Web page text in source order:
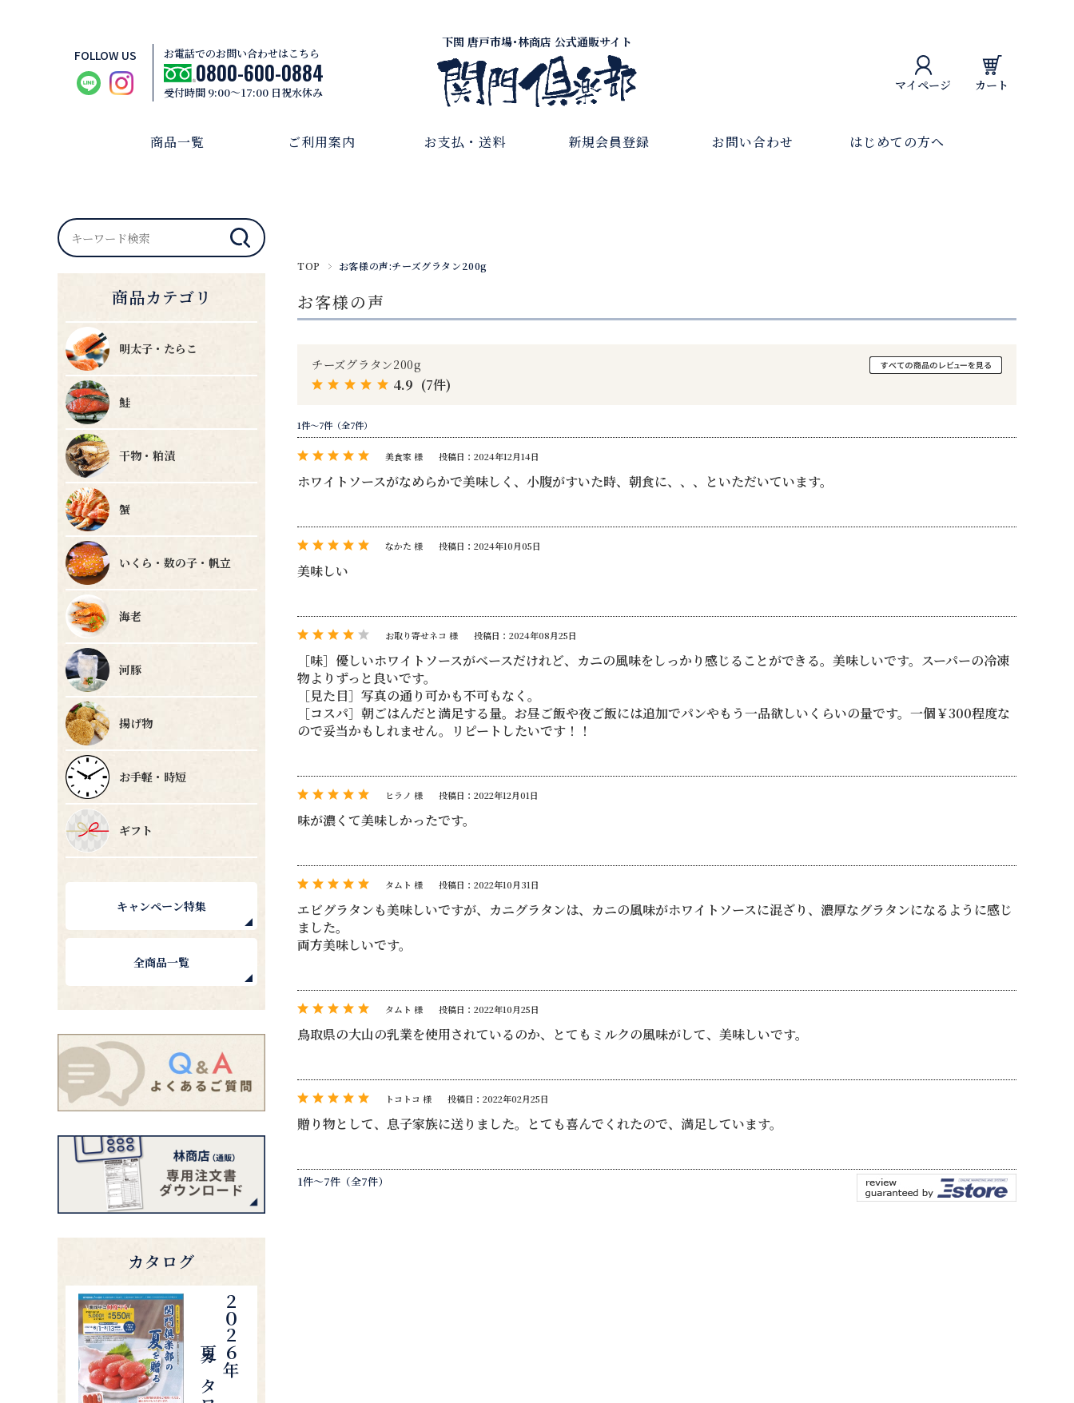
FOLLOW US お電話でのお問い合わせはこちら
0800-600-0884
受付時間 9:00～17:00 日祝水休み
下関 唐戸市場･林商店 公式通販サイト
マイページ カート
商品一覧 ご利用案内 お支払・送料 新規会員登録 お問い合わせ はじめての方へ
TOP お客様の声:チーズグラタン200g
お客様の声
チーズグラタン200g
4.9 (7件)
1件～7件（全7件）
美食家 様 投稿日：2024年12月14日
ホワイトソースがなめらかで美味しく、小腹がすいた時、朝食に、、、といただいています。
なかた 様 投稿日：2024年10月05日
美味しい
お取り寄せネコ 様 投稿日：2024年08月25日
［味］優しいホワイトソースがベースだけれど、カニの風味をしっかり感じることができる。美味しいです。スーパーの冷凍
物よりずっと良いです。
［見た目］写真の通り可かも不可もなく。
［コスパ］朝ごはんだと満足する量。お昼ご飯や夜ご飯には追加でパンやもう一品欲しいくらいの量です。一個￥300程度な
ので妥当かもしれません。リピートしたいです！！
ヒラノ 様 投稿日：2022年12月01日
味が濃くて美味しかったです。
タムト 様 投稿日：2022年10月31日
エビグラタンも美味しいですが、カニグラタンは、カニの風味がホワイトソースに混ざり、濃厚なグラタンになるように感じ
ました。
両方美味しいです。
タムト 様 投稿日：2022年10月25日
鳥取県の大山の乳業を使用されているのか、とてもミルクの風味がして、美味しいです。
トコトコ 様 投稿日：2022年02月25日
贈り物として、息子家族に送りました。とても喜んでくれたので、満足しています。
1件～7件（全7件）
商品カテゴリ
明太子・たらこ
鮭
干物・粕漬
蟹
いくら・数の子・帆立
海老
河豚
揚げ物
お手軽・時短
ギフト
キャンペーン特集
全商品一覧
カタログ
２０２６年
夏カタログ